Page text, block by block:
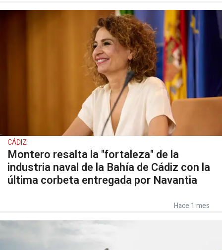
CÁDIZ
Montero resalta la "fortaleza" de la
industria naval de la Bahía de Cádiz con la
última corbeta entregada por Navantia
Hace 1 mes